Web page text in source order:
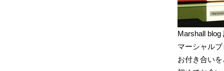
Marshall
マーシャル
お付き合い